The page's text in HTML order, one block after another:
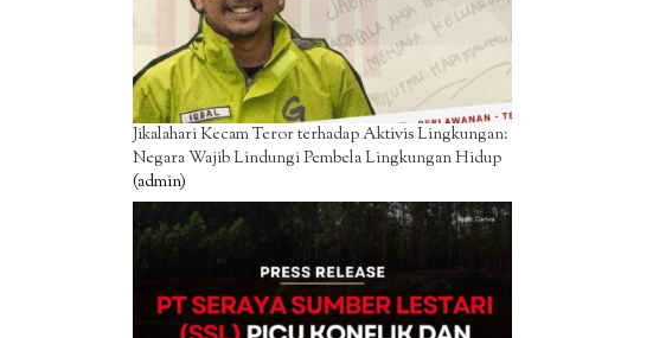
Jikalahari Kecam Teror terhadap Aktivis Lingkungan:
Negara Wajib Lindungi Pembela Lingkungan Hidup
(admin)